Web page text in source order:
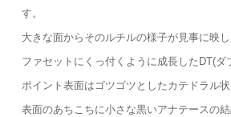
す。
大きな面からそのルチルの様子が見事に映し
ファセットにくっ付くように成長したDT(
ポイント表面はゴツゴツとしたカテドラル状
表面のあちこちに小さな黒いアナテースの結